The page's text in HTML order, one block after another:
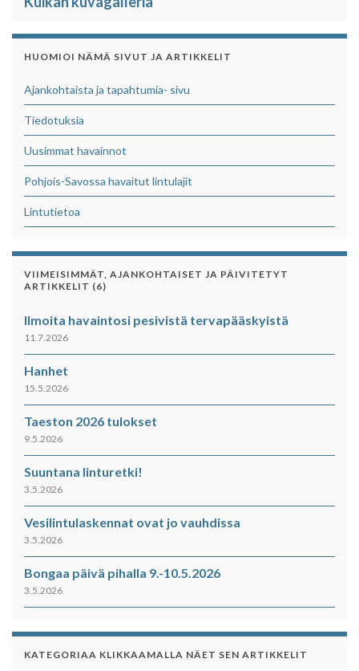
HUOMIOI NÄMÄ SIVUT JA ARTIKKELIT
Ajankohtaista ja tapahtumia- sivu
Tiedotuksia
Uusimmat havainnot
Pohjois-Savossa havaitut lintulajit
Lintutietoa
VIIMEISIMMÄT, AJANKOHTAISET JA PÄIVITETYT
ARTIKKELIT (6)
Ilmoita havaintosi pesivistä tervapääskyistä
11.7.2026
Hanhet
15.5.2026
Taeston 2026 tulokset
9.5.2026
Suuntana linturetki!
3.5.2026
Vesilintulaskennat ovat jo vauhdissa
3.5.2026
Bongaa päivä pihalla 9.-10.5.2026
3.5.2026
KATEGORIAA KLIKKAAMALLA NÄET SEN ARTIKKELIT